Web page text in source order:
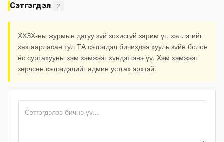
Сэтгэгдэл 2
ХХЗХ-ны журмын дагуу зүй зохисгүй зарим үг, хэллэгийг
хязгаарласан тул ТА сэтгэгдэл бичихдээ хууль зүйн болон
ёс суртахууны хэм хэмжээг хүндэтгэнэ үү. Хэм хэмжээг
зөрчсөн сэтгэгдэлийг админ устгах эрхтэй.